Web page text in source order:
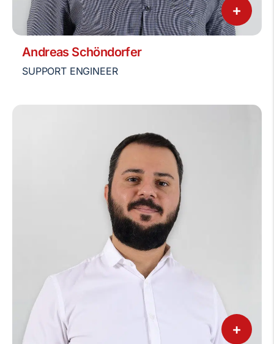
+
Andreas Schöndorfer
SUPPORT ENGINEER
+